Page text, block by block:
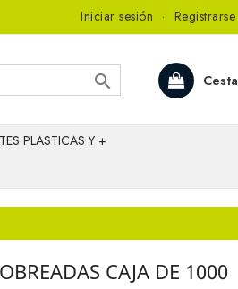
Iniciar sesión · Registrarse
Cesta

PLASTICAS Y +
CAJA DE 1000